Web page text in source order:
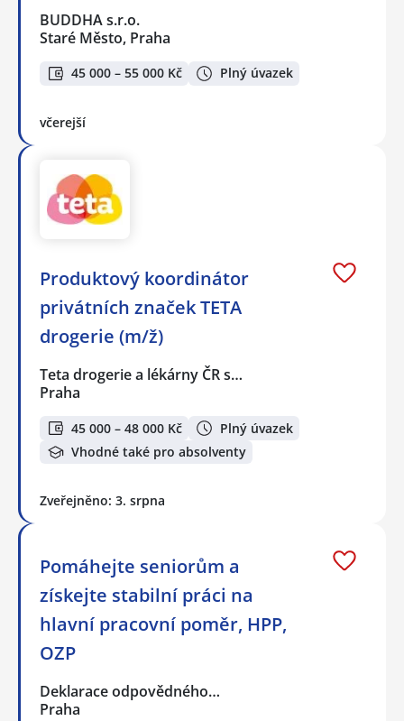
BUDDHA s.r.o.
Staré Město, Praha
45 000 – 55 000 Kč Plný úvazek
včerejší
Produktový koordinátor
privátních značek TETA
drogerie (m/ž)
Teta drogerie a lékárny ČR s…
Praha
45 000 – 48 000 Kč
Plný úvazek
Vhodné také pro absolventy
Zveřejněno: 3. srpna
Pomáhejte seniorům a
získejte stabilní práci na
hlavní pracovní poměr, HPP,
OZP
Deklarace odpovědného…
Praha